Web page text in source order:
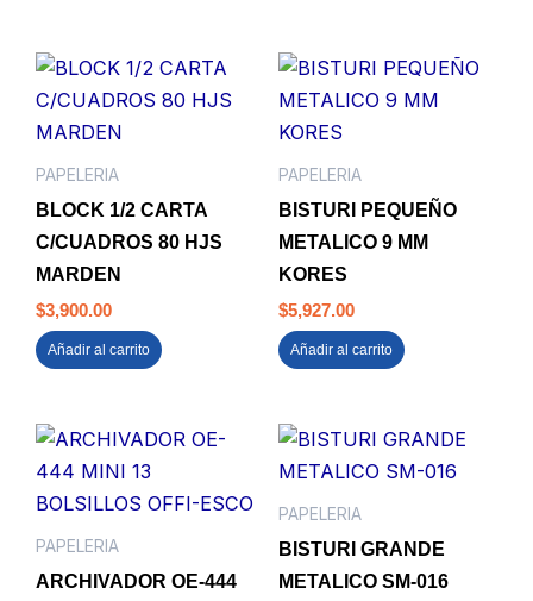
PAPELERIA
BLOCK 1/2 CARTA
C/CUADROS 80 HJS
MARDEN
$3,900.00
Añadir al carrito
PAPELERIA
BISTURI PEQUEÑO
METALICO 9 MM
KORES
$5,927.00
Añadir al carrito
PAPELERIA
ARCHIVADOR OE-444
PAPELERIA
BISTURI GRANDE
METALICO SM-016